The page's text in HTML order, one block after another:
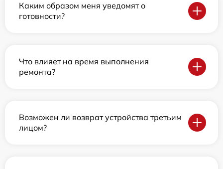
Каким образом меня уведомят о
готовности?
Что влияет на время выполнения
ремонта?
Возможен ли возврат устройства третьим
лицом?